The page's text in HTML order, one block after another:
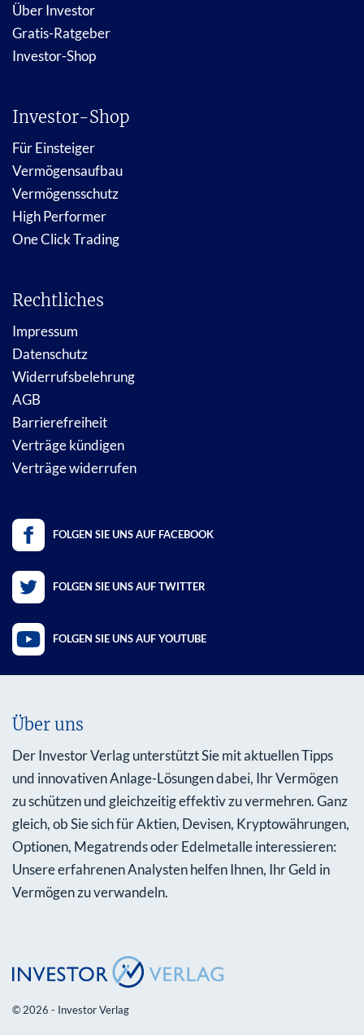
Über Investor
Gratis-Ratgeber
Investor-Shop
Investor-Shop
Für Einsteiger
Vermögensaufbau
Vermögensschutz
High Performer
One Click Trading
Rechtliches
Impressum
Datenschutz
Widerrufsbelehrung
AGB
Barrierefreiheit
Verträge kündigen
Verträge widerrufen
FOLGEN SIE UNS AUF FACEBOOK
FOLGEN SIE UNS AUF TWITTER
FOLGEN SIE UNS AUF YOUTUBE
Über uns
Der Investor Verlag unterstützt Sie mit aktuellen Tipps
und innovativen Anlage-Lösungen dabei, Ihr Vermögen
zu schützen und gleichzeitig effektiv zu vermehren. Ganz
gleich, ob Sie sich für Aktien, Devisen, Kryptowährungen,
Optionen, Megatrends oder Edelmetalle interessieren:
Unsere erfahrenen Analysten helfen Ihnen, Ihr Geld in
Vermögen zu verwandeln.
© 2026 - Investor Verlag